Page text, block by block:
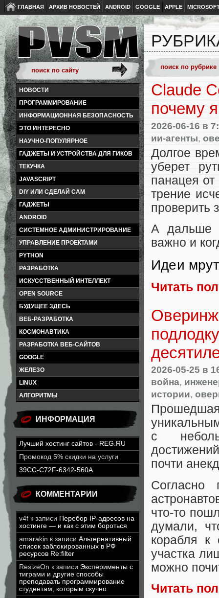
ГЛАВНАЯ АРХИВ НОВОСТЕЙ ANDROID GOOGLE APPLE
НОВОСТИ
ПРОГРАММИРОВАНИЕ
ИНФОРМАЦИОННАЯ БЕЗОПАСНОСТЬ
ЭТО ИНТЕРЕСНО
НАУЧНО-ПОПУЛЯРНОЕ
ГАДЖЕТЫ И УСТРОЙСТВА ДЛЯ ГИКОВ
ТЕКУЧКА
JAVASCRIPT
DIY ИЛИ СДЕЛАЙ САМ
ГАДЖЕТЫ
ANDROID
СИСТЕМНОЕ АДМИНИСТРИРОВАНИЕ
УПРАВЛЕНИЕ ПРОЕКТАМИ
PYTHON
РАЗРАБОТКА
ИСКУССТВЕННЫЙ ИНТЕЛЛЕКТ
OPEN SOURCE
БУДУЩЕЕ ЗДЕСЬ
ВЕБ-РАЗРАБОТКА
КОСМОНАВТИКА
РАЗРАБОТКА ВЕБ-САЙТОВ
GOOGLE
ЖЕЛЕЗО
LINUX
АЛГОРИТМЫ
ИНФОРМАЦИЯ
Лучший хостинг сайтов - REG.RU
Промокод 5% скидки на услуги
39CC-C72F-6342-560A
КОММЕНТАРИИ
v4f к записи Перебор IP-адресов на
хостинге — и как с этим бороться
amarakin к записи Альтернативный
список заблокированных в РФ
ресурсов Re:filter
ResizeOn к записи Эксперименты с
тиграми и другие способы
преподавать программирование
студентам, которым скучно
Claude
почему
2026-06-16 в
ии-агенты,
Долгое
уберет
панацея
трение
проверить
А дальше
важно и
Идеи
Читать
2026-05-25 в
война,
истории,
с
почти
Согласно
что-то
думали,
корабля к
участка
можно
Читать